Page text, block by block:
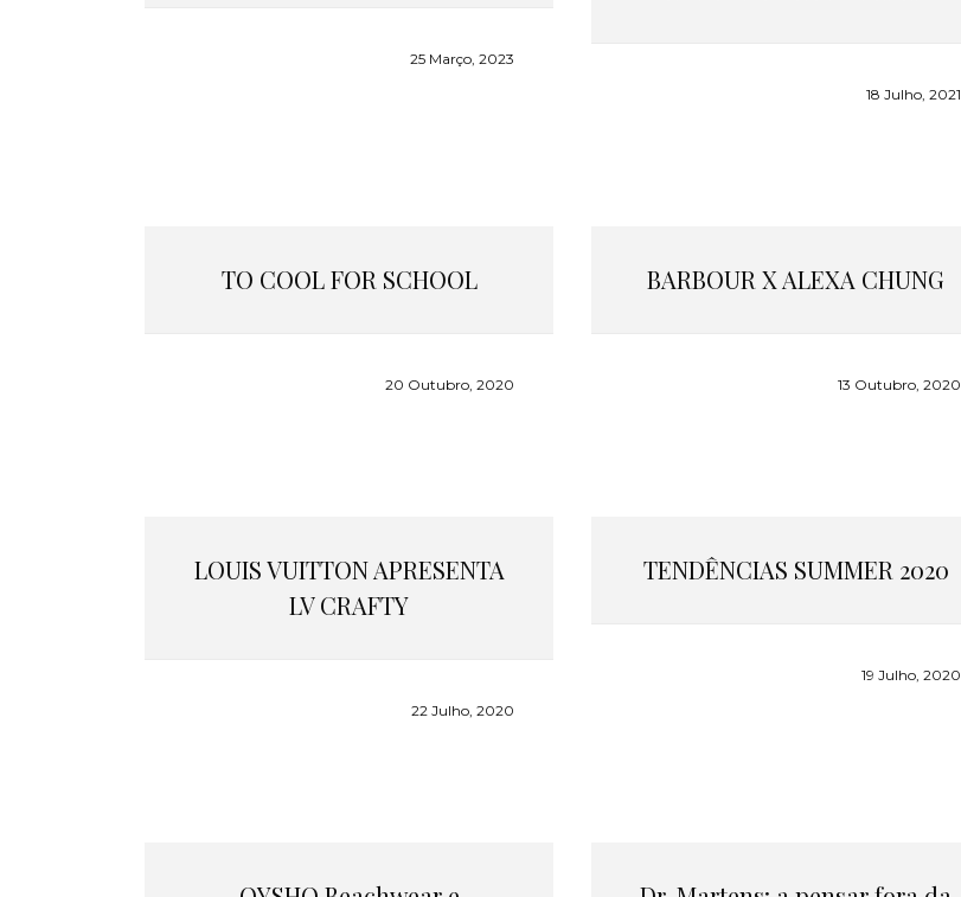
25 Março, 2023
18 Julho, 2021
TO COOL FOR SCHOOL
20 Outubro, 2020
BARBOUR X ALEXA CHUNG
13 Outubro, 2020
LOUIS VUITTON APRESENTA
LV CRAFTY
22 Julho, 2020
TENDÊNCIAS SUMMER 2020
19 Julho, 2020